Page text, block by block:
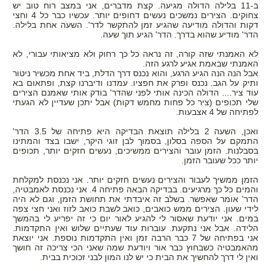
ב-11 בלילה הדולה מגיעה. קצת מדברים, אני במצב רוח טוב יש
צחוקים. הצירים נמשכים נעשים דחופים יותר. עכשיו כבר כל 4 וחצי
דקות והדולה מודיעה שהגיע זמן להתקשר לדר'. השעה אחת בלילה.
הדר' מודיע שהוא בדרך. הדר' הגיע תוך שעה.
לא האמנתי שזה קורה, זה נראה כל כך רחוק ולא מציאותי עבורי, לא
האמנתי שבאמת אגיע לרגע הזה.
אבל הנה הנה הגיע הרגע, והוא נכנס דרך הדלת, ביד אחת מכשיר ניטור
ותיק על הגב. נכנס ופרק את חפציו. עמדנו ודיברנו קצת, ופתאום בא
עוד ציר.... הדולה הכינה אותי לפני שהדר' בודק אותי שאמנם הצירים
שלי תכופים (ציר כל פחות מחמש דקות) אבל יתכן שעדיין לא הגעתי
לפתיחה של 4 אצבעות.
ואכן, השעה 2 בלילה תוצאת הבדיקה היא פתיחה של 3.5 הדר'
התמקם על הספה בסלון, בסמוך לבן זוגי היקר, ישבו בצד והמתינו
בסבלנות. הזמן עובר והצירים ממשיכים, נעשים חזקים יותר, תכופים
יותר ככל שעובר הזמן.
הזמן ממשיך לעבור והצירים נעשים חזקים יותר. אני נכנסת למקלחת
והמים כל כך מרגיעים. בבדיקה הבאה פתיחה 4. אני נכנסת לאמבטיה,
הדר' אומר שאפשר. בשלב זה איבדתי את תחושת הזמן, וגם לא היה
לידי שעון. הצירים ממש כואבים, כואב לשבת כואב לזוז ואני חצי צפה
במים. אני יודעת שאסור לי להגיע לאור יום כי זה יפריע לי בהמשך
הלידה. אבל אני נתקעת. עוברות עוד שעתיים שלוש ואין התקדמות.
אני בפתיחה של 7 כבר הרבה זמן ואין התקדמות נוספת. אני יוצאת
מהאמבטיה כשבחוץ כבר אור ויודעת שמה שאני הכי צריכה זה חושך
ואין לי דרך להחשיך את הבית כי יש לנו המון לבני זכוכית בבית.